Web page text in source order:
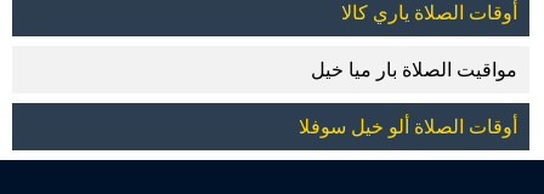
أوقات الصلاة ياري كالا
مواقيت الصلاة بار ميا خيل
أوقات الصلاة ألو خيل سوفلا